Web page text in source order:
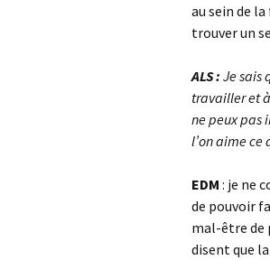
au sein de
trouver un
ALS : Je sais
travailler et
ne peux pas
l’on aime ce
EDM : je ne
de pouvoir
mal-être de
disent que